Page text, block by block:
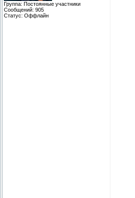
Группа: Постоянные участники
Сообщений: 905
Статус: Оффлайн